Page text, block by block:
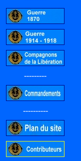
---------
----------